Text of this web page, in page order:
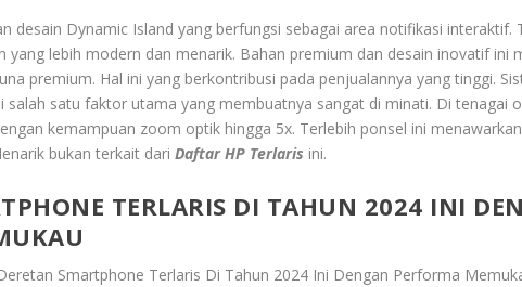
desain Dynamic Island yang berfungsi sebagai area notifikasi interaktif.
yang lebih modern dan menarik​. Bahan premium dan desain inovatif ini
premium. Hal ini yang berkontribusi pada penjualannya yang tinggi.
salah satu faktor utama yang membuatnya sangat di minati. Di tenagai
kemampuan zoom optik hingga 5x. Terlebih ponsel ini
bukan terkait dariDaftar HP Terlaris ini.
TERLARIS DI TAHUN 2024 INI
Smartphone Terlaris Di Tahun 2024 Ini Dengan Performa